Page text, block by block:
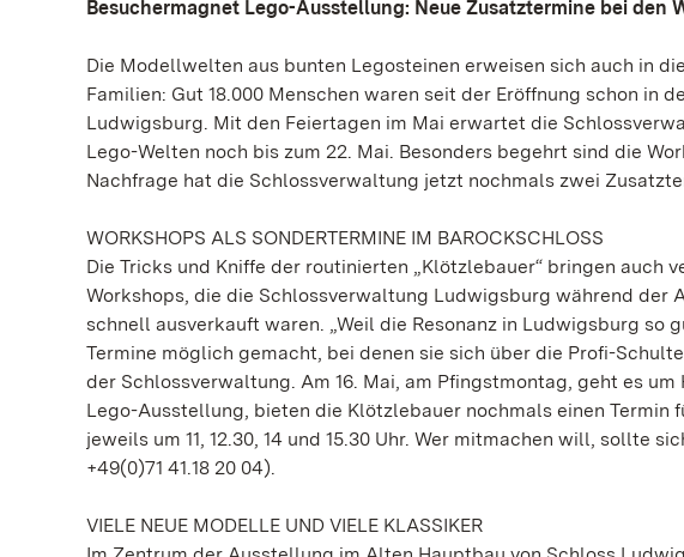
Besuchermagnet Lego-Ausstellung: Neue Zusatztermine bei den
Die Modellwelten aus bunten Legosteinen erweisen sich auch in
Familien: Gut 18.000 Menschen waren seit der Eröffnung schon in
Ludwigsburg. Mit den Feiertagen im Mai erwartet die
Lego-Welten noch bis zum 22. Mai. Besonders begehrt sind die
Nachfrage hat die Schlossverwaltung jetzt nochmals zwei
WORKSHOPS ALS SONDERTERMINE IM BAROCKSCHLOSS
Die Tricks und Kniffe der routinierten „Klötzlebauer“ bringen auch
Workshops, die die Schlossverwaltung Ludwigsburg während der
schnell ausverkauft waren. „Weil die Resonanz in Ludwigsburg
Termine möglich gemacht, bei denen sie sich über die Profi-
der Schlossverwaltung. Am 16. Mai, am Pfingstmontag, geht es
Lego-Ausstellung, bieten die Klötzlebauer nochmals einen Termin
jeweils um 11, 12.30, 14 und 15.30 Uhr. Wer mitmachen will, sollte
+49(0)71 41.18 20 04).
VIELE NEUE MODELLE UND VIELE KLASSIKER